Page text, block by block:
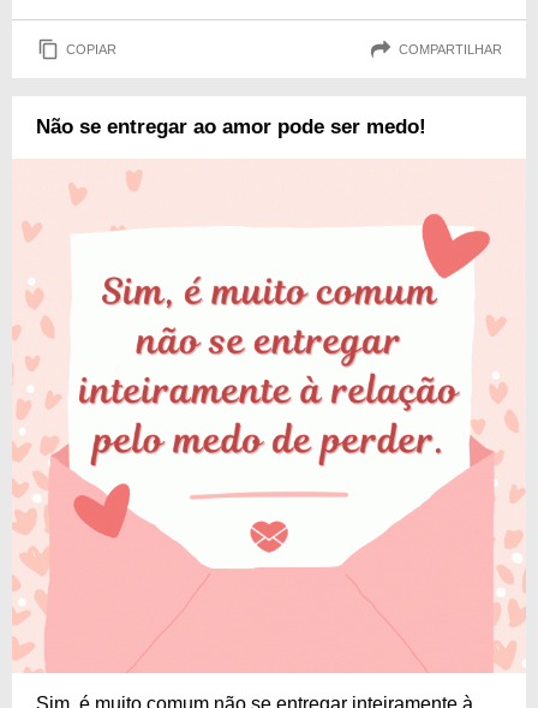
COPIAR COMPARTILHAR
Não se entregar ao amor pode ser medo!
Sim, é muito comum não se entregar inteiramente à